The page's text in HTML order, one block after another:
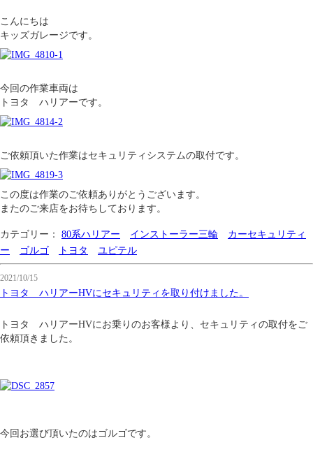
こんにちは
キッズガレージです。
今回の作業車両は
トヨタ ハリアーです。
ご依頼頂いた作業はセキュリティシステムの取付です。
この度は作業のご依頼ありがとうございます。
またのご来店をお待ちしております。
カテゴリー： 80系ハリアー インストーラー三輪
カーセキュリティ
ー
ゴルゴ トヨタ ユピテル
2021/10/15
トヨタ ハリアーHVにセキュリティを取り付けました。
トヨタ ハリアーHVにお乗りのお客様より、セキュリティの取付をご
依頼頂きました。
今回お選び頂いたのはゴルゴです。